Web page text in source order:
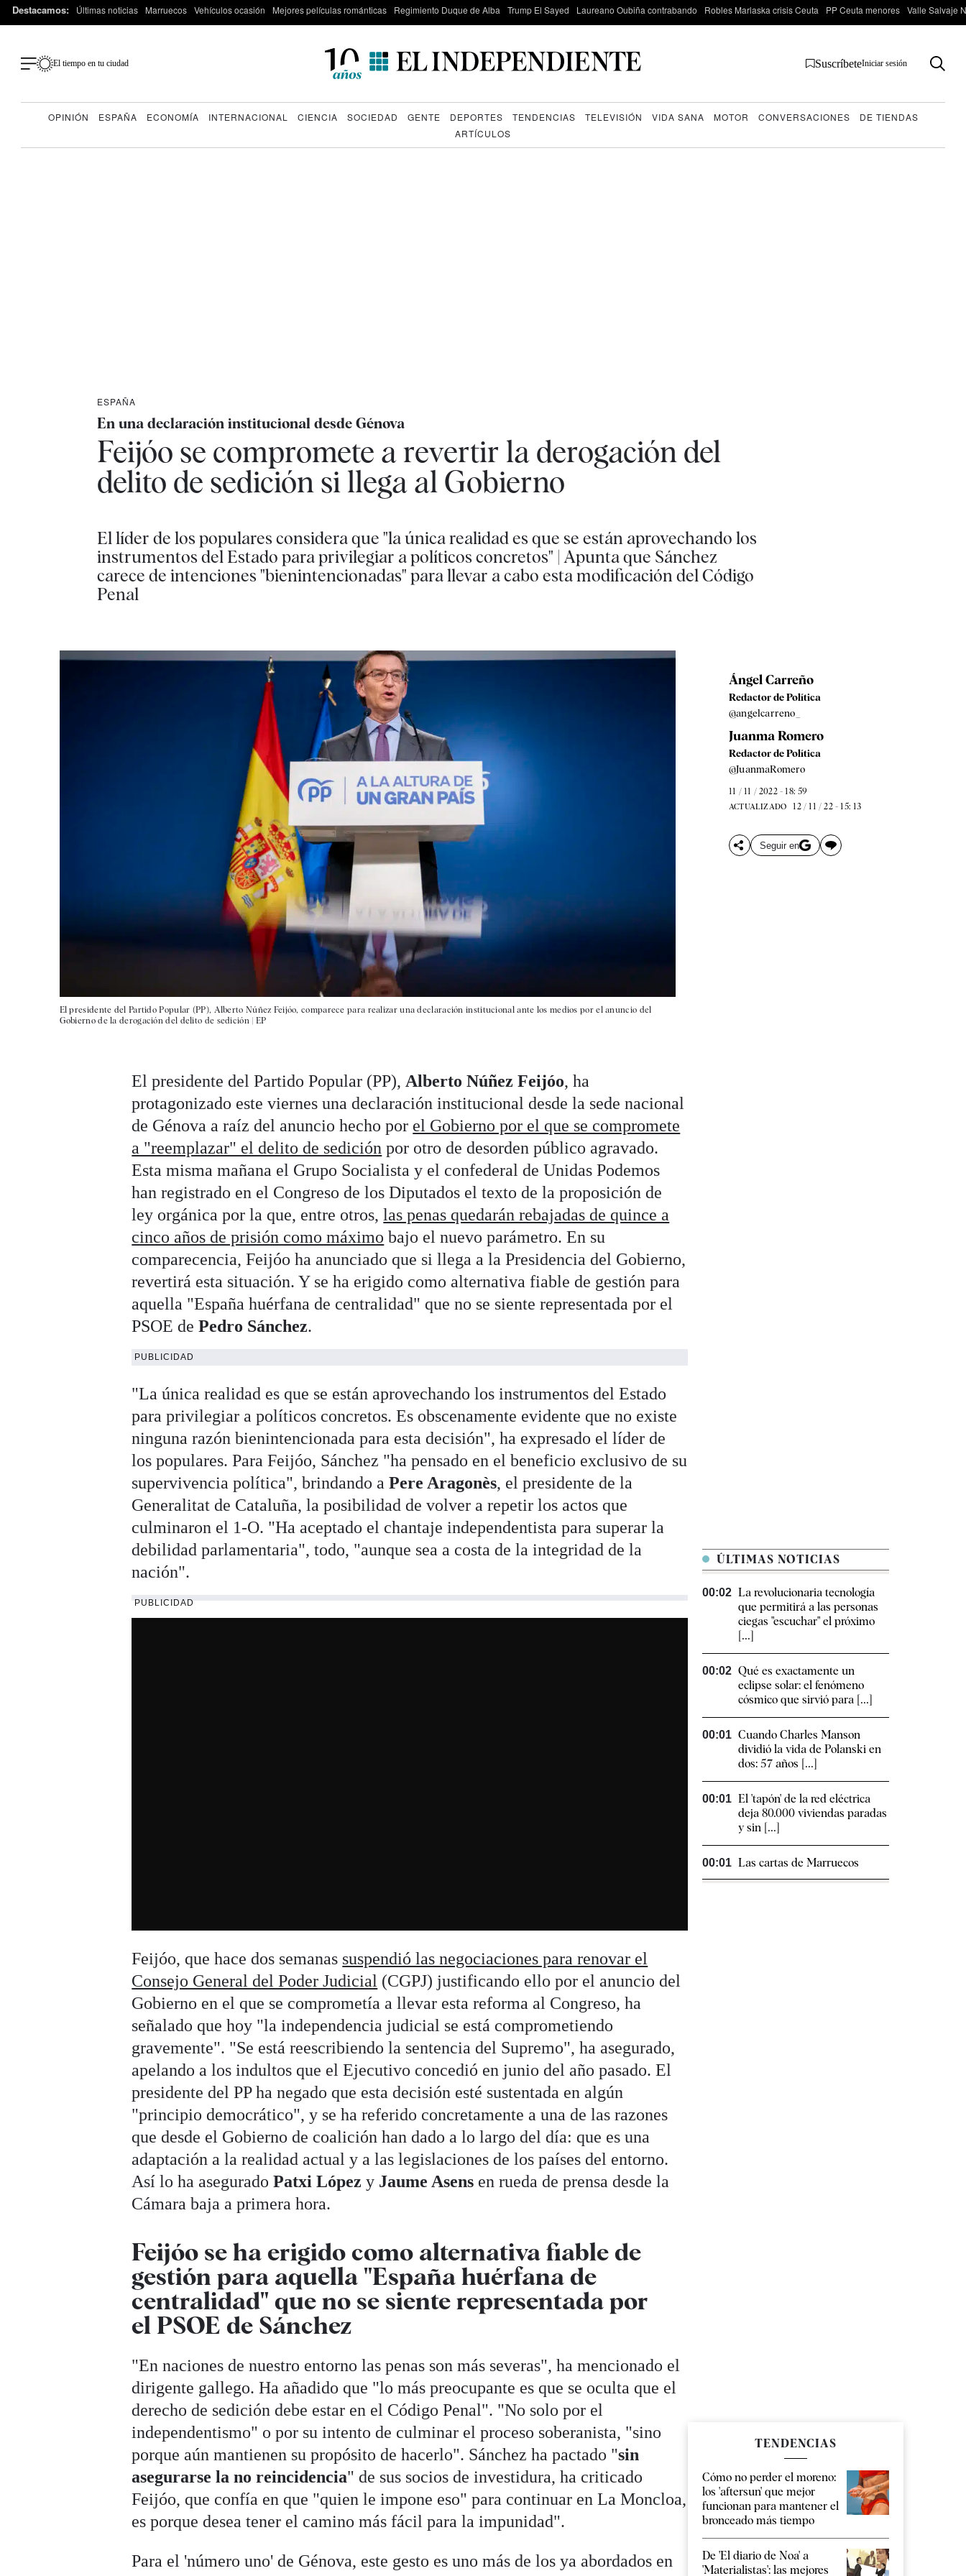
Destacamos: Últimas noticias Marruecos Vehículos ocasión Mejores películas románticas Regimiento Duque de Alba Trump El Sayed Laureano Oubiña contrabando Robles Marlaska crisis Ceuta PP Ceuta menores Valle Salvaje
El tiempo en tu ciudad SuscríbeteIniciar sesión
OPINIÓN ESPAÑA ECONOMÍA INTERNACIONAL CIENCIA SOCIEDAD GENTE DEPORTES TENDENCIAS TELEVISIÓN VIDA SANA MOTOR CONVERSACIONES
DE TIENDAS
ARTÍCULOS
ESPAÑA
En una declaración institucional desde Génova
Feijóo se compromete a revertir la derogación del
delito de sedición si llega al Gobierno
El líder de los populares considera que "la única realidad es que se están aprovechando los
instrumentos del Estado para privilegiar a políticos concretos" | Apunta que Sánchez
carece de intenciones "bienintencionadas" para llevar a cabo esta modificación del Código
Penal
El presidente del Partido Popular (PP), Alberto Núñez Feijóo, comparece para realizar una declaración institucional ante los medios por el anuncio del
Gobierno de la derogación del delito de sedición | EP
Ángel Carreño
Redactor de Política
@angelcarreno_
Juanma Romero
Redactor de Política
@JuanmaRomero
11 / 11 / 2022 - 18: 59
ACTUALIZADO 12 / 11 / 22 - 15: 13
Seguir en
El presidente del Partido Popular (PP), Alberto Núñez Feijóo, ha
protagonizado este viernes una declaración institucional desde la sede nacional
de Génova a raíz del anuncio hecho por el Gobierno por el que se compromete
a "reemplazar" el delito de sedición por otro de desorden público agravado.
Esta misma mañana el Grupo Socialista y el confederal de Unidas Podemos
han registrado en el Congreso de los Diputados el texto de la proposición de
ley orgánica por la que, entre otros,las penas quedarán rebajadas de quince a
cinco años de prisión como máximo bajo el nuevo parámetro. En su
comparecencia, Feijóo ha anunciado que si llega a la Presidencia del Gobierno,
revertirá esta situación. Y se ha erigido como alternativa fiable de gestión para
aquella "España huérfana de centralidad" que no se siente representada por el
PSOE dePedro Sánchez.
PUBLICIDAD
"La única realidad es que se están aprovechando los instrumentos del Estado
para privilegiar a políticos concretos. Es obscenamente evidente que no existe
ninguna razón bienintencionada para esta decisión", ha expresado el líder de
los populares. Para Feijóo, Sánchez "ha pensado en el beneficio exclusivo de su
supervivencia política", brindando aPere Aragonès, el presidente de la
Generalitat de Cataluña, la posibilidad de volver a repetir los actos que
culminaron el 1-O. "Ha aceptado el chantaje independentista para superar la
debilidad parlamentaria", todo, "aunque sea a costa de la integridad de la
nación".
PUBLICIDAD
Feijóo, que hace dos semanas suspendió las negociaciones para renovar el
Consejo General del Poder Judicial (CGPJ) justificando ello por el anuncio del
Gobierno en el que se comprometía a llevar esta reforma al Congreso, ha
señalado que hoy "la independencia judicial se está comprometiendo
gravemente". "Se está reescribiendo la sentencia del Supremo", ha asegurado,
apelando a los indultos que el Ejecutivo concedió en junio del año pasado. El
presidente del PP ha negado que esta decisión esté sustentada en algún
"principio democrático", y se ha referido concretamente a una de las razones
que desde el Gobierno de coalición han dado a lo largo del día: que es una
adaptación a la realidad actual y a las legislaciones de los países del entorno.
Así lo ha aseguradoPatxi López y Jaume Asens en rueda de prensa desde la
Cámara baja a primera hora.
Feijóo se ha erigido como alternativa fiable de
gestión para aquella "España huérfana de
centralidad" que no se siente representada por
el PSOE de Sánchez
"En naciones de nuestro entorno las penas son más severas", ha mencionado el
dirigente gallego. Ha añadido que "lo más preocupante es que se oculta que el
derecho de sedición debe estar en el Código Penal". "No solo por el
independentismo" o por su intento de culminar el proceso soberanista, "sino
porque aún mantienen su propósito de hacerlo". Sánchez ha pactado "sin
asegurarse la no reincidencia" de sus socios de investidura, ha criticado
Feijóo, que confía en que "quien le impone eso" para continuar en La Moncloa,
es porque desea tener el camino más fácil para la impunidad".
Para el 'número uno' de Génova, este gesto es uno más de los ya abordados en
ÚLTIMAS NOTICIAS
00:02 La revolucionaria tecnología
que permitirá a las personas
ciegas "escuchar" el próximo
[...]
00:02 Qué es exactamente un
eclipse solar: el fenómeno
cósmico que sirvió para [...]
00:01 Cuando Charles Manson
dividió la vida de Polanski en
dos: 57 años [...]
00:01 El 'tapón' de la red eléctrica
deja 80.000 viviendas paradas
y sin [...]
00:01 Las cartas de Marruecos
TENDENCIAS
Cómo no perder el moreno:
los 'aftersun' que mejor
funcionan para mantener el
bronceado más tiempo
De 'El diario de Noa' a
'Materialistas': las mejores